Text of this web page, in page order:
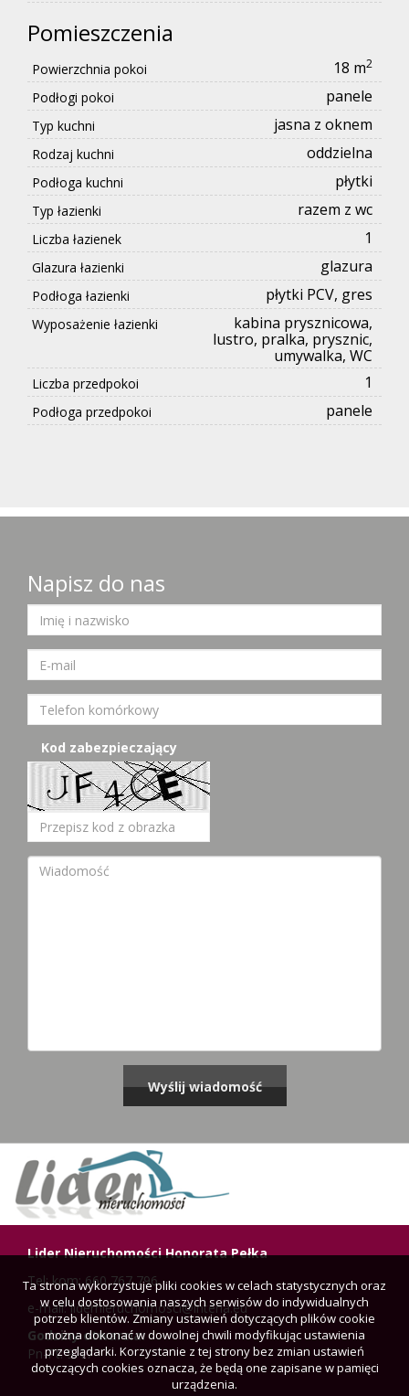
Pomieszczenia
Powierzchnia pokoi 18 m2
Podłogi pokoi panele
Typ kuchni jasna z oknem
Rodzaj kuchni oddzielna
Podłoga kuchni płytki
Typ łazienki razem z wc
Liczba łazienek 1
Glazura łazienki glazura
Podłoga łazienki płytki PCV, gres
Wyposażenie łazienki
kabina prysznicowa,
lustro, pralka, prysznic,
umywalka, WC
Liczba przedpokoi 1
Podłoga przedpokoi panele
Napisz do nas
Kod zabezpieczający
Lider Nieruchomości Honorata Pełka
Tel: kom: 660 767 796
e-mail: lidernieruchomosci@interia.eu
Godziny otwarcia:
Pn-Pt: 9-17
Ta strona wykorzystuje pliki cookies w celach statystycznych oraz
w celu dostosowania naszych serwisów do indywidualnych
potrzeb klientów. Zmiany ustawień dotyczących plików cookie
można dokonać w dowolnej chwili modyfikując ustawienia
przeglądarki. Korzystanie z tej strony bez zmian ustawień
dotyczących cookies oznacza, że będą one zapisane w pamięci
urządzenia.